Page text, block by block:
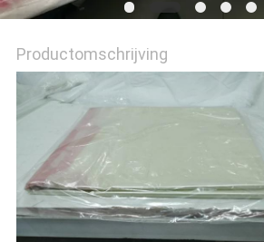
Productomschrijving